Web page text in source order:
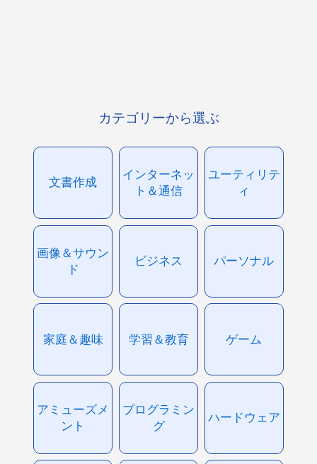
カテゴリーから選ぶ
文書作成
インターネッ
ト＆通信
ユーティリテ
ィ
画像＆サウン
ド
ビジネス パーソナル
家庭＆趣味 学習＆教育 ゲーム
アミューズメ
ント
プログラミン
グ
ハードウェア